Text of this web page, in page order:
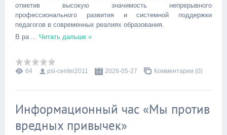
отметив высокую значимость непрерывного
профессионального развития и системной поддержки
педагогов в современных реалиях образования.
В ра
Читать дальше »
64 psi-center2011 2026-05-27 Комментарии (0)
Информационный час «Мы против
вредных привычек»